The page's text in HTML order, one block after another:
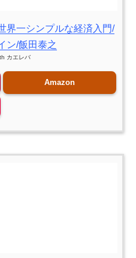
界一シンプルな経済入門/
ン/飯田泰之
カエレバ
Amazon